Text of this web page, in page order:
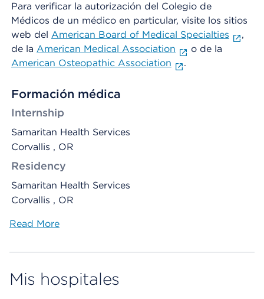
Para verificar la autorización del Colegio de
Médicos de un médico en particular, visite los sitios
web del American Board of Medical Specialties
,
de la American Medical Association
o de la
American Osteopathic Association
.
Formación médica
Internship
Samaritan Health Services
Corvallis , OR
Residency
Samaritan Health Services
Corvallis , OR
Read More
Mis hospitales